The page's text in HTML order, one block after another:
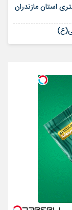
استان مازندران